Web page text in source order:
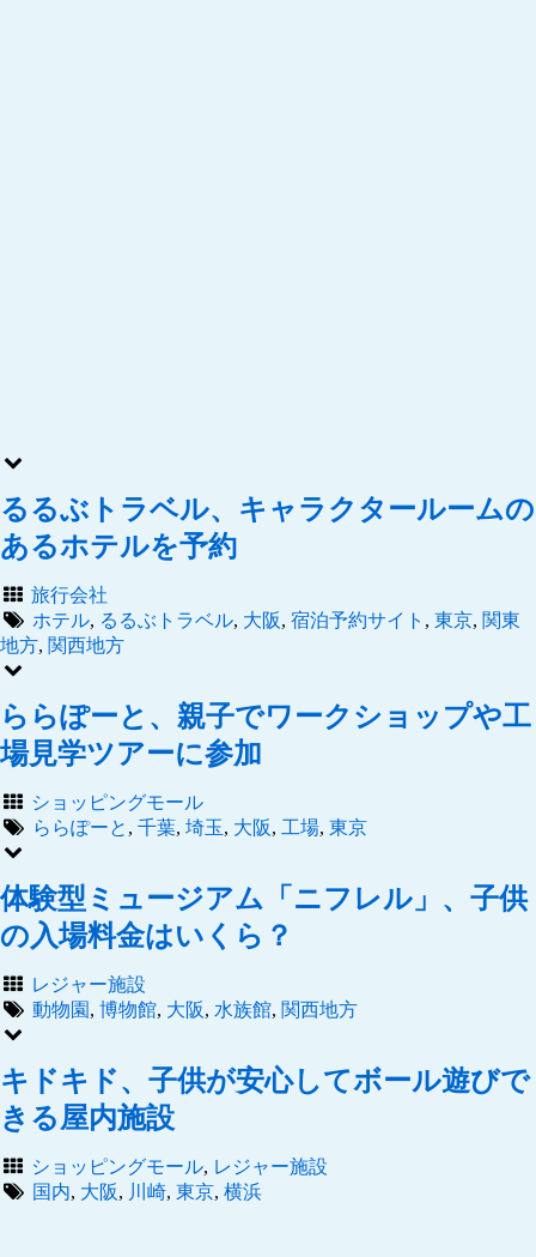
るるぶトラベル、キャラクタールームの
あるホテルを予約
旅行会社
ホテル, るるぶトラベル, 大阪,宿泊予約サイト ,東京, 関東
地方, 関西地方
ららぽーと、親子でワークショップや工
場見学ツアーに参加
ショッピングモール
ららぽーと ,千葉,埼玉, 大阪, 工場,東京
体験型ミュージアム「ニフレル」、子供
の入場料金はいくら？
レジャー施設
動物園 ,博物館, 大阪, 水族館, 関西地方
キドキド、子供が安心してボール遊びで
きる屋内施設
ショッピングモール, レジャー施設
国内, 大阪, 川崎,東京,横浜